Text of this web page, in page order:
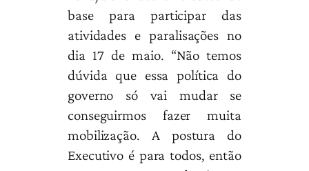
base para participar das
atividades e paralisações no
dia 17 de maio. “Não temos
dúvida que essa política do
governo só vai mudar se
conseguirmos fazer muita
mobilização. A postura do
Executivo é para todos, então